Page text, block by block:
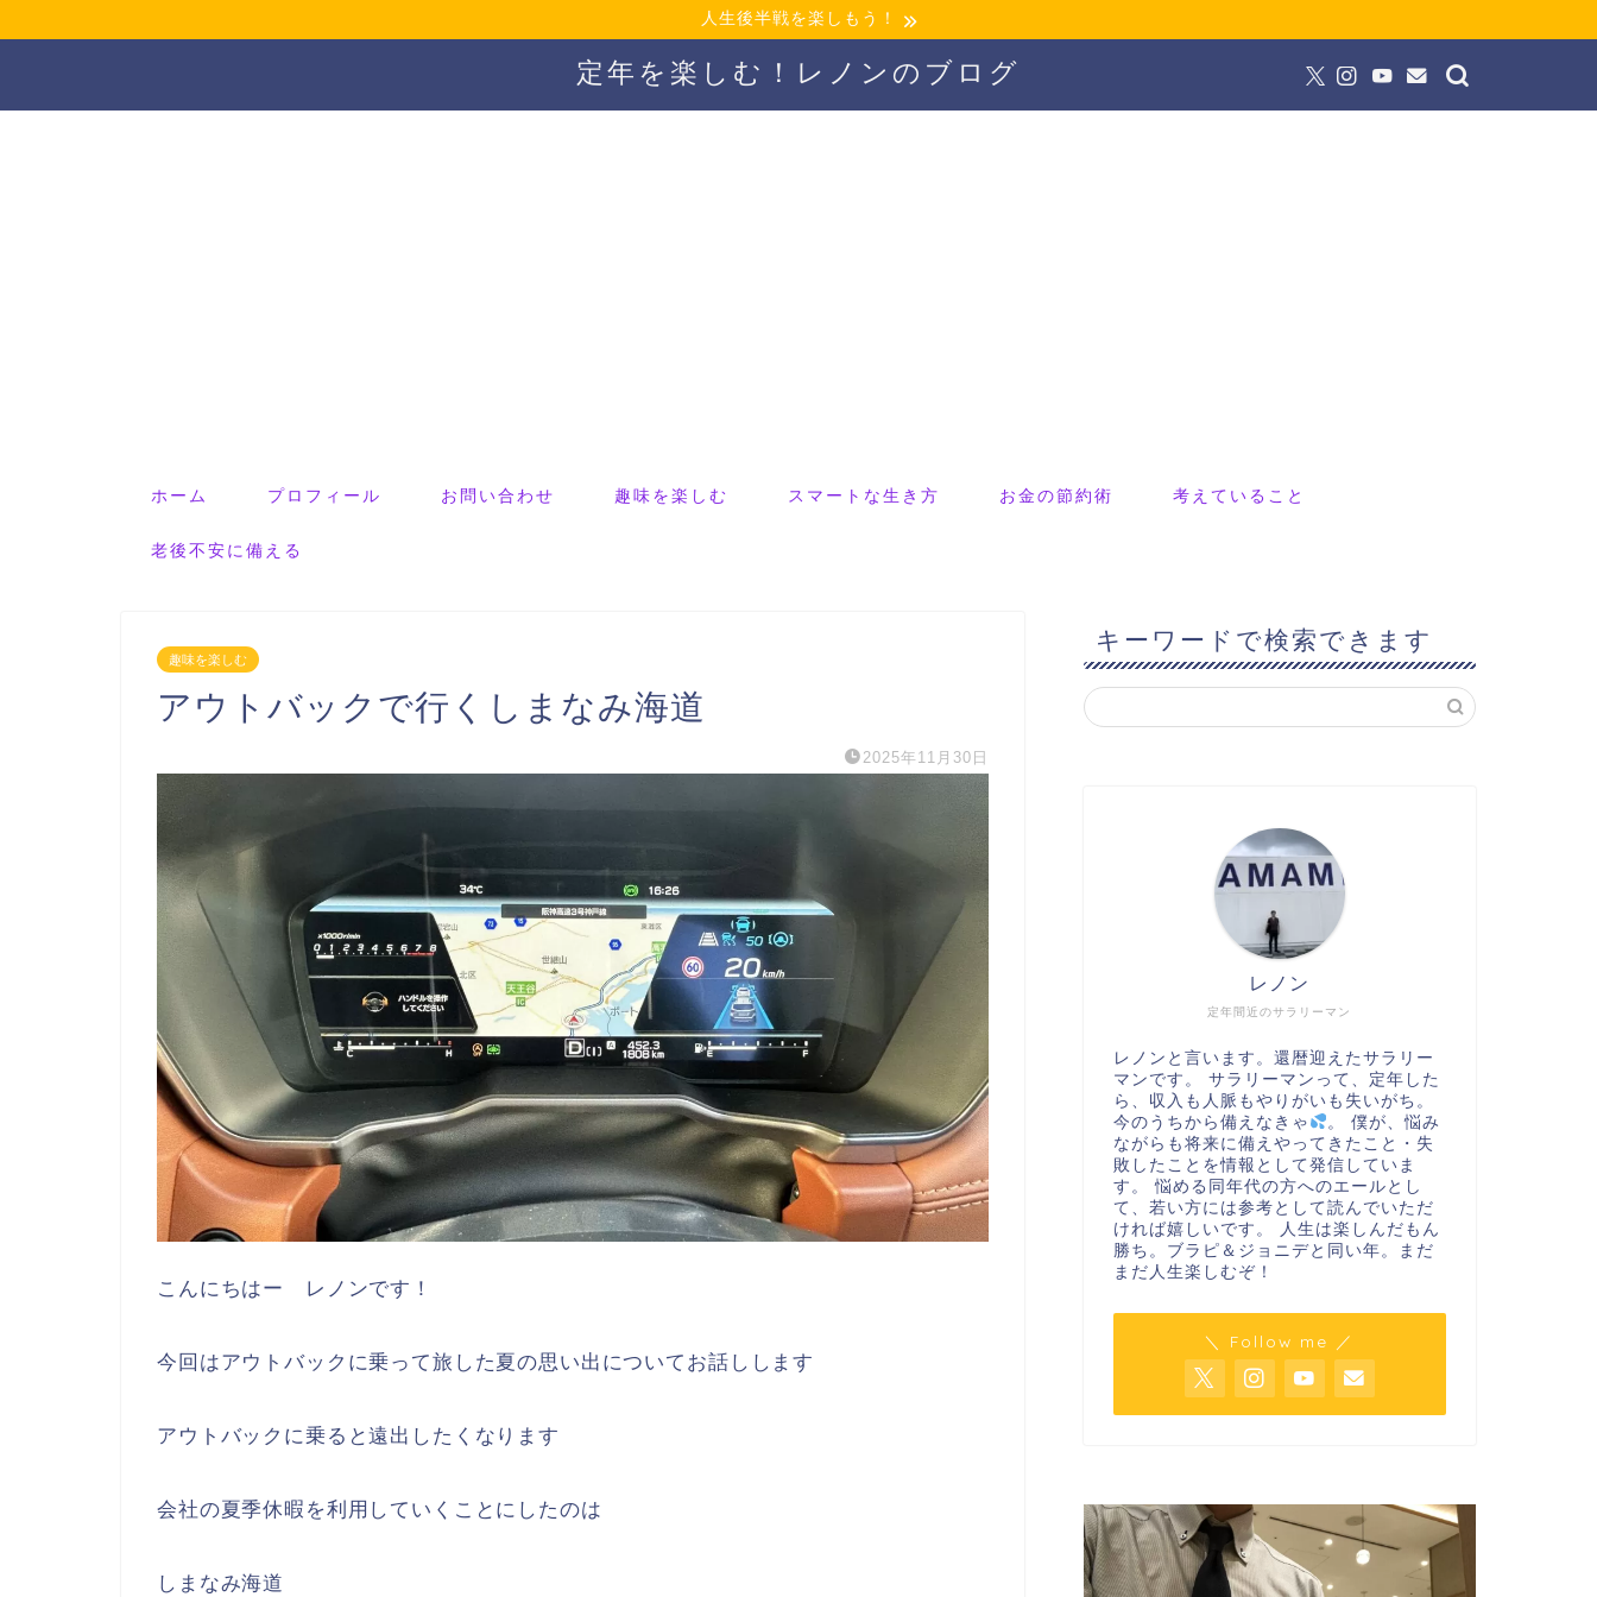
人生後半戦を楽しもう！
定年を楽しむ！レノンのブログ
ホーム プロフィール お問い合わせ 趣味を楽しむ スマートな生き方 お金の節約術 考えていること
老後不安に備える
趣味を楽しむ
アウトバックで行くしまなみ海道
2025年11月30日
こんにちはー レノンです！
今回はアウトバックに乗って旅した夏の思い出についてお話しします
アウトバックに乗ると遠出したくなります
会社の夏季休暇を利用していくことにしたのは
しまなみ海道
キーワードで検索できます
定年間近のサラリーマン
レノン
レノンと言います。還暦迎えたサラリー
マンです。 サラリーマンって、定年した
ら、収入も人脈もやりがいも失いがち。
今のうちから備えなきゃ
。 僕が、悩み
ながらも将来に備えやってきたこと・失
敗したことを情報として発信していま
す。 悩める同年代の方へのエールとし
て、若い方には参考として読んでいただ
ければ嬉しいです。 人生は楽しんだもん
勝ち。ブラピ＆ジョニデと同い年。まだ
まだ人生楽しむぞ！
＼ Follow me ／